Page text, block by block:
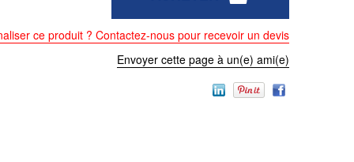
ce produit ? Contactez-nous pour recevoir un devis
Envoyer cette page à un(e) ami(e)